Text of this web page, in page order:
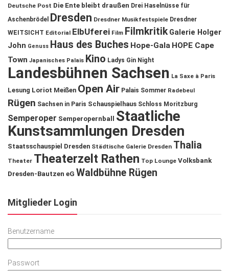
Deutsche Post Die Ente bleibt draußen Drei Haselnüsse für
Aschenbrödel
Dresden Dresdner Musikfestspiele Dresdner
WEITSICHT Editorial ElbUferei Film Filmkritik Galerie Holger
John Genuss Haus des Buches Hope-Gala HOPE Cape
Town Japanisches Palais Kino Ladys Gin Night
Landesbühnen Sachsen La Saxe à Paris
Lesung Loriot Meißen Open Air Palais Sommer Radebeul
Rügen Sachsen in Paris Schauspielhaus Schloss Moritzburg
Semperoper Semperopernball
Staatliche
Kunstsammlungen Dresden
Staatsschauspiel Dresden Städtische Galerie Dresden Thalia
Theater Theaterzelt Rathen Top Lounge Volksbank
Dresden-Bautzen eG Waldbühne Rügen
Mitglieder Login
Benutzername
Passwort